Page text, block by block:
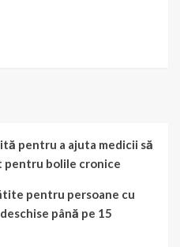
pentru a ajuta medicii să
bolile cronice
pentru persoane cu
până pe 15